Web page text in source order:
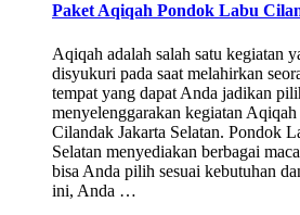
Paket Aqiqah Pondok Labu
Aqiqah adalah salah satu kegiatan
disyukuri pada saat melahirkan
tempat yang dapat Anda jadikan
menyelenggarakan kegiatan
Cilandak Jakarta Selatan. Pondok
Selatan menyediakan berbagai
bisa Anda pilih sesuai kebutuhan
ini, Anda …